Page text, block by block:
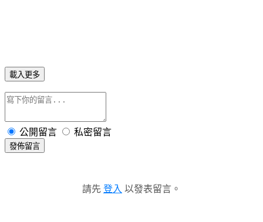
載入更多
公開留言 私密留言
發佈留言
請先 登入 以發表留言。